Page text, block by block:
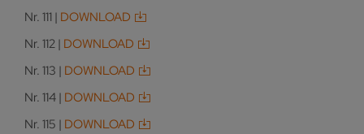
Nr. 111 | DOWNLOAD
Nr. 112 | DOWNLOAD
Nr. 113 | DOWNLOAD
Nr. 114 | DOWNLOAD
Nr. 115 | DOWNLOAD